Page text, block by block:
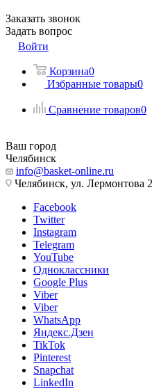
Заказать звонок
Задать вопрос
Войти
Корзина0
Избранные товары0
Сравнение товаров0
Ваш город
Челябинск
info@basket-online.ru
Челябинск, ул. Лермонтова
Facebook
Twitter
Instagram
Telegram
YouTube
Одноклассники
Google Plus
Viber
Viber
WhatsApp
Яндекс.Дзен
TikTok
Pinterest
Snapchat
LinkedIn